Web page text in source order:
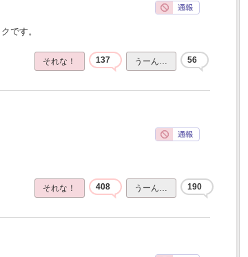
です。
それな！ 137 うーん… 56
それな！ 408 うーん… 190